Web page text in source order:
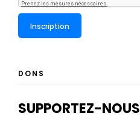
DONS
SUPPORTEZ-NOUS